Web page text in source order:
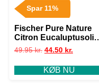
Spar 11%
Fischer Pure Nature
Citron Eucaluptusolie
æterisk • 10ml.
49.95kr. 44.50 kr.
KØB NU